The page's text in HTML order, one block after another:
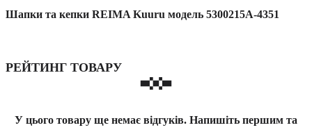
Шапки та кепки REIMA Kuuru модель 5300215A-4351
РЕЙТИНГ ТОВАРУ
У цього товару ще немає відгуків. Напишіть першим та